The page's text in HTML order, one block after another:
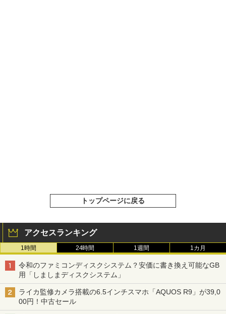
トップページに戻る
アクセスランキング
1時間 24時間 1週間 1カ月
令和のファミコンディスクシステム？安価に書き換え可能なGB
用「しましまディスクシステム」
ライカ監修カメラ搭載の6.5インチスマホ「AQUOS R9」が39,0
00円！中古セール